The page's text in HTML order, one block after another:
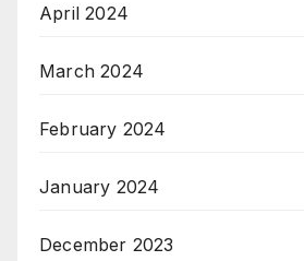
April 2024
March 2024
February 2024
January 2024
December 2023